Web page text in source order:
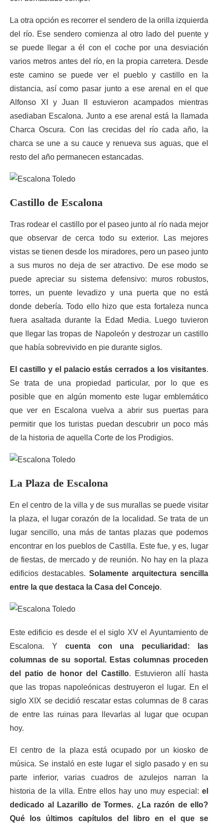
La otra opción es recorrer el sendero de la orilla izquierda
del río. Ese sendero comienza al otro lado del puente y
se puede llegar a él con el coche por una desviación
varios metros antes del río, en la propia carretera. Desde
este camino se puede ver el pueblo y castillo en la
distancia, así como pasar junto a ese arenal en el que
Alfonso XI y Juan II estuvieron acampados mientras
asediaban Escalona. Junto a ese arenal está la llamada
Charca Oscura. Con las crecidas del río cada año, la
charca se une a su cauce y renueva sus aguas, que el
resto del año permanecen estancadas.
Castillo de Escalona
Tras rodear el castillo por el paseo junto al río nada mejor
que observar de cerca todo su exterior. Las mejores
vistas se tienen desde los miradores, pero un paseo junto
a sus muros no deja de ser atractivo. De ese modo se
puede apreciar su sistema defensivo: muros robustos,
torres, un puente levadizo y una puerta que no está
donde debería. Todo ello hizo que esta fortaleza nunca
fuera asaltada durante la Edad Media. Luego tuvieron
que llegar las tropas de Napoleón y destrozar un castillo
que había sobrevivido en pie durante siglos.
El castillo y el palacio estás cerrados a los visitantes.
Se trata de una propiedad particular, por lo que es
posible que en algún momento este lugar emblemático
que ver en Escalona vuelva a abrir sus puertas para
permitir que los turistas puedan descubrir un poco más
de la historia de aquella Corte de los Prodigios.
La Plaza de Escalona
En el centro de la villa y de sus murallas se puede visitar
la plaza, el lugar corazón de la localidad. Se trata de un
lugar sencillo, una más de tantas plazas que podemos
encontrar en los pueblos de Castilla. Este fue, y es, lugar
de fiestas, de mercado y de reunión. No hay en la plaza
edificios destacables. Solamente arquitectura sencilla
entre la que destaca la Casa del Concejo.
Este edificio es desde el el siglo XV el Ayuntamiento de
Escalona. Y cuenta con una peculiaridad: las
columnas de su soportal. Estas columnas proceden
del patio de honor del Castillo. Estuvieron allí hasta
que las tropas napoleónicas destruyeron el lugar. En el
siglo XIX se decidió rescatar estas columnas de 8 caras
de entre las ruinas para llevarlas al lugar que ocupan
hoy.
El centro de la plaza está ocupado por un kiosko de
música. Se instaló en este lugar el siglo pasado y en su
parte inferior, varias cuadros de azulejos narran la
historia de la villa. Entre ellos hay uno muy especial: el
dedicado al Lazarillo de Tormes. ¿La razón de ello?
Qué los últimos capítulos del libro en el que se